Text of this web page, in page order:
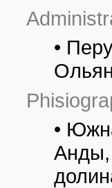
•
•
Анды,